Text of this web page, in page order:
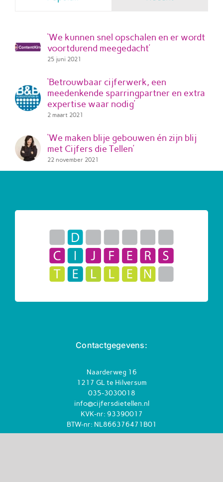
‘We kunnen snel opschalen en er wordt
voortdurend meegedacht’
25 juni 2021
‘Betrouwbaar cijferwerk, een
meedenkende sparringpartner en extra
expertise waar nodig’
2 maart 2021
‘We maken blije gebouwen én zijn blij
met Cijfers die Tellen’
22 november 2021
Contactgegevens:
Naarderweg 16
1217 GL te Hilversum
035-3030018
info@cijfersdietellen.nl
KVK-nr: 93390017
BTW-nr: NL866376471B01